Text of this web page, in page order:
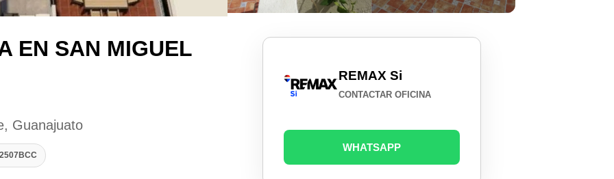
EN SAN MIGUEL
Guanajuato
REMAX Si
CONTACTAR OFICINA
WHATSAPP